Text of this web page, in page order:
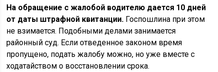
На обращение с жалобой водителю дается 10 дней
от даты штрафной квитанции. Госпошлина при этом
не взимается. Подобными делами занимается
районный суд. Если отведенное законом время
пропущено, подать жалобу можно, но уже вместе с
ходатайством о восстановлении срока.